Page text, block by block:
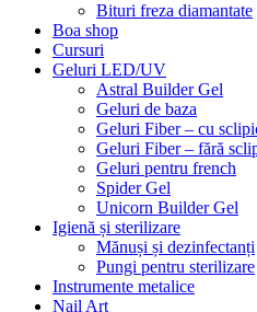
Bituri freza diamantate
Boa shop
Cursuri
Geluri LED/UV
Astral Builder Gel
Geluri de baza
Geluri Fiber – cu
Geluri Fiber – fără
Geluri pentru french
Spider Gel
Unicorn Builder Gel
Igienă și sterilizare
Mănuși și dezinfectanți
Pungi pentru sterilizare
Instrumente metalice
Nail Art